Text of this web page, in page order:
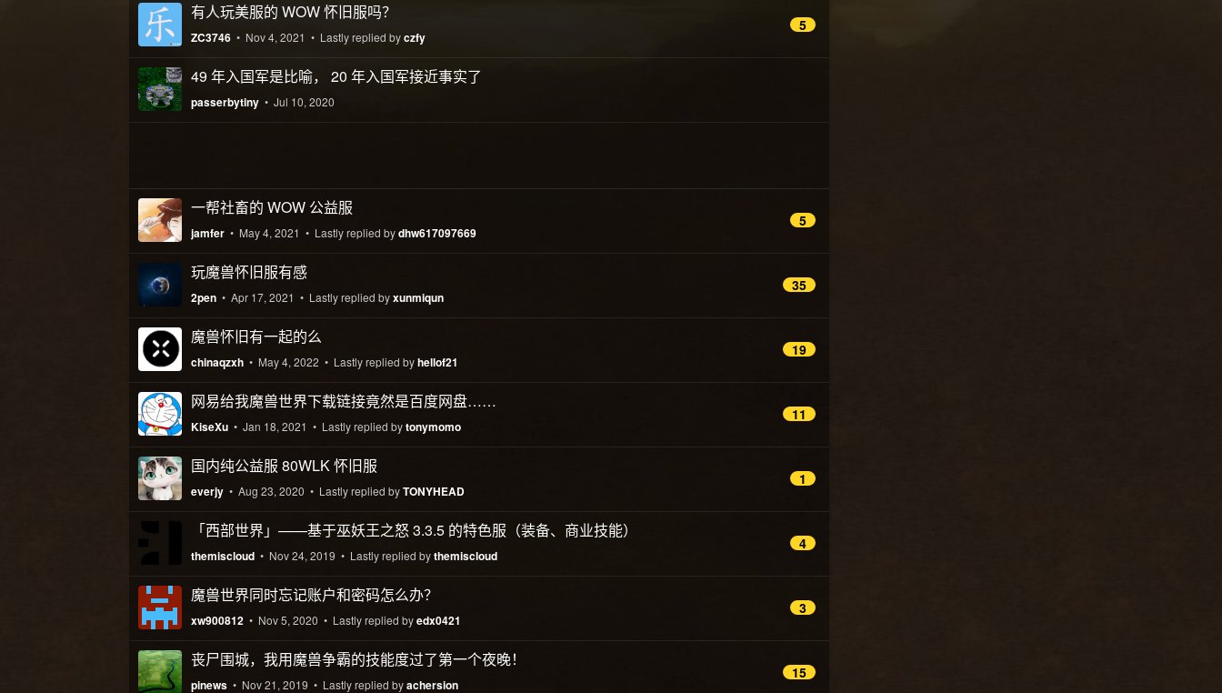
有人玩美服的 WOW 怀旧服吗？
ZC3746 • Nov 4, 2021 • Lastly replied byczfy
5
49 年入国军是比喻， 20 年入国军接近事实了
passerbytiny • Jul 10, 2020
一帮社畜的 WOW 公益服
jamfer • May 4, 2021 • Lastly replied bydhw617097669
5
玩魔兽怀旧服有感
2pen • Apr 17, 2021 • Lastly replied byxunmiqun
35
魔兽怀旧有一起的么
chinaqzxh • May 4, 2022 • Lastly replied byhellof21
19
网易给我魔兽世界下载链接竟然是百度网盘……
KiseXu • Jan 18, 2021 • Lastly replied bytonymomo
11
国内纯公益服 80WLK 怀旧服
everjy • Aug 23, 2020 • Lastly replied byTONYHEAD
1
「西部世界」——基于巫妖王之怒 3.3.5 的特色服（装备、商业技能）
themiscloud • Nov 24, 2019 • Lastly replied bythemiscloud
4
魔兽世界同时忘记账户和密码怎么办？
xw900812 • Nov 5, 2020 • Lastly replied byedx0421
3
丧尸围城，我用魔兽争霸的技能度过了第一个夜晚！
pinews • Nov 21, 2019 • Lastly replied byachersion
15